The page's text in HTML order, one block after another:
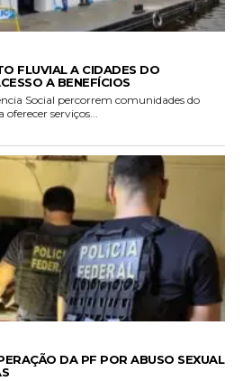
FLUVIAL A CIDADES DO
A BENEFÍCIOS
Social percorrem comunidades do
serviços...
DA PF POR ABUSO SEXUAL